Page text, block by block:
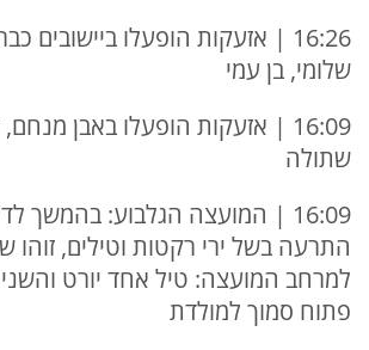
16:26 | אזעקות הופעלו ביישובים
שלומי, בן עמי
16:09 | אזעקות הופעלו באבן
שתולה
16:09 | המועצה הגלבוע: בהמשך
התרעה בשל ירי רקטות וטילים, זוהו
למרחב המועצה: טיל אחד יורט
פתוח סמוך למולדת